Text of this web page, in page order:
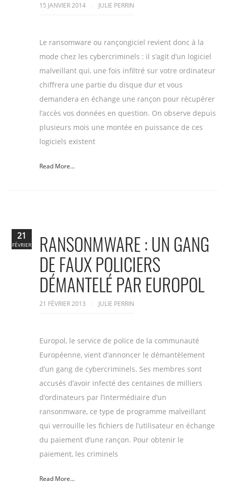
15 JANVIER 2014 JULIE PERRIN
Le ransomware ou rançongiciel revient donc à la
mode chez les cybercriminels : il s’agit d’un logiciel
malveillant qui, une fois infiltré sur votre ordinateur
chiffrera une partie du disque dur et vous
demandera en échange une rançon pour récupérer
l’accès vos données en question. On observe depuis
plusieurs mois une montée en puissance de ces
logiciels existent
Read More...
RANSONMWARE : UN GANG
DE FAUX POLICIERS
DÉMANTELÉ PAR EUROPOL
21 FÉVRIER 2013 JULIE PERRIN
Europol, le service de police de la communauté
Européenne, vient d’annoncer le démantèlement
d’un gang de cybercriminels. Ses membres sont
accusés d’avoir infecté des centaines de milliers
d’ordinateurs par l’intermédiaire d’un
ransonmware, ce type de programme malveillant
qui verrouille les fichiers de l’utilisateur en échange
du paiement d’une rançon. Pour obtenir le
paiement, les criminels
Read More...
21
FÉVRIER